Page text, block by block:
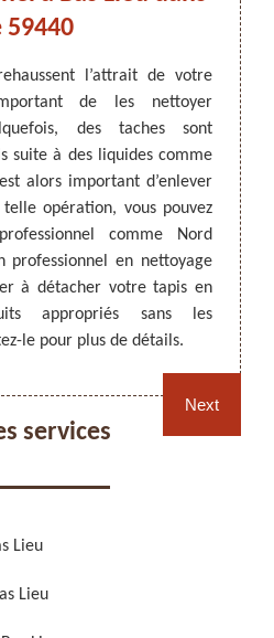
, REMPAILLAGE -
59 NORD
Cannage fauteuil, chaises
et sièges 59
59440
l’attrait de votre
de les nettoyer
des taches sont
suite à des liquides comme
alors important d’enlever
opération, vous pouvez
comme Nord
professionnel en nettoyage
à détacher votre tapis en
appropriés sans les
le pour plus de détails.
Pour
Vous
soit
le
et
Next
services
Lieu
Lieu